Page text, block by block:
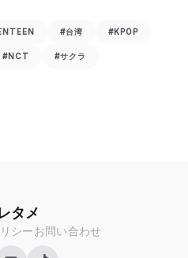
#台湾 #KPOP
#NCT #サクラ
タメ
シーお問い合わせ